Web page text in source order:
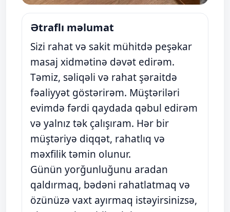
Ətraflı məlumat
Sizi rahat və sakit mühitdə peşəkar
masaj xidmətinə dəvət edirəm.
Təmiz, səliqəli və rahat şəraitdə
fəaliyyət göstərirəm. Müştəriləri
evimdə fərdi qaydada qəbul edirəm
və yalnız tək çalışıram. Hər bir
müştəriyə diqqət, rahatlıq və
məxfilik təmin olunur.
Günün yorğunluğunu aradan
qaldırmaq, bədəni rahatlatmaq və
özünüzə vaxt ayırmaq istəyirsinizsə,